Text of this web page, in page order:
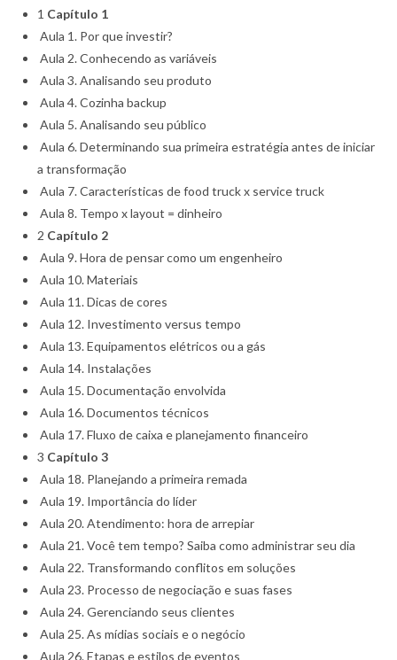
1 Capítulo 1
Aula 1. Por que investir?
Aula 2. Conhecendo as variáveis
Aula 3. Analisando seu produto
Aula 4. Cozinha backup
Aula 5. Analisando seu público
Aula 6. Determinando sua primeira estratégia antes de iniciar
a transformação
Aula 7. Características de food truck x service truck
Aula 8. Tempo x layout = dinheiro
2 Capítulo 2
Aula 9. Hora de pensar como um engenheiro
Aula 10. Materiais
Aula 11. Dicas de cores
Aula 12. Investimento versus tempo
Aula 13. Equipamentos elétricos ou a gás
Aula 14. Instalações
Aula 15. Documentação envolvida
Aula 16. Documentos técnicos
Aula 17. Fluxo de caixa e planejamento financeiro
3 Capítulo 3
Aula 18. Planejando a primeira remada
Aula 19. Importância do líder
Aula 20. Atendimento: hora de arrepiar
Aula 21. Você tem tempo? Saiba como administrar seu dia
Aula 22. Transformando conflitos em soluções
Aula 23. Processo de negociação e suas fases
Aula 24. Gerenciando seus clientes
Aula 25. As mídias sociais e o negócio
Aula 26. Etapas e estilos de eventos